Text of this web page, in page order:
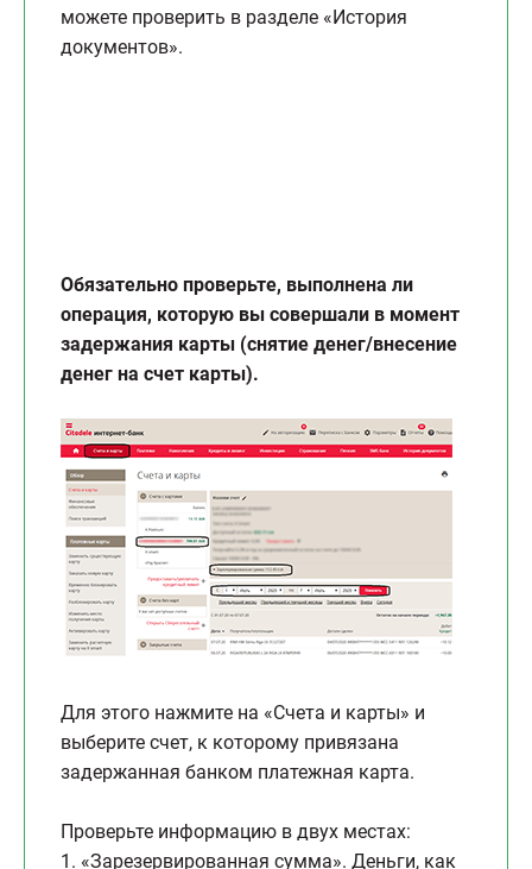
можете проверить в разделе «История
документов».
Обязательно проверьте, выполнена ли
операция, которую вы совершали в момент
задержания карты (снятие денег/внесение
денег на счет карты).
Для этого нажмите на «Счета и карты» и
выберите счет, к которому привязана
задержанная банком платежная карта.
Проверьте информацию в двух местах:
1. «Зарезервированная сумма». Деньги, как